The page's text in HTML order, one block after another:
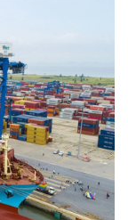
cao hiệu quả,
châu Á - Thái